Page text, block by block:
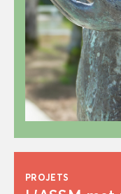
PRO­JETS